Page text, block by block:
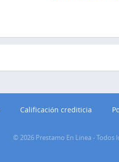
Calificación crediticia
© 2026 Prestamo En Linea -Todos